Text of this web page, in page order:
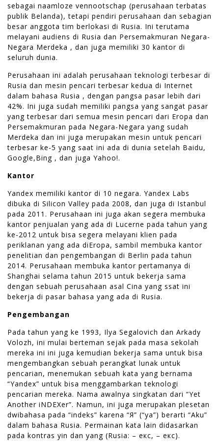
sebagai naamloze vennootschap (perusahaan terbatas
publik Belanda), tetapi pendiri perusahaan dan sebagian
besar anggota tim berlokasi di Rusia. Ini terutama
melayani audiens di Rusia dan Persemakmuran Negara-
Negara Merdeka , dan juga memiliki 30 kantor di
seluruh dunia.
Perusahaan ini adalah perusahaan teknologi terbesar di
Rusia dan mesin pencari terbesar kedua di Internet
dalam bahasa Rusia , dengan pangsa pasar lebih dari
42%. Ini juga sudah memiliki pangsa yang sangat pasar
yang terbesar dari semua mesin pencari dari Eropa dan
Persemakmuran pada Negara-Negara yang sudah
Merdeka dan ini juga merupakan mesin untuk pencari
terbesar ke-5 yang saat ini ada di dunia setelah Baidu,
Google,Bing , dan juga Yahoo!.
Kantor
Yandex memiliki kantor di 10 negara. Yandex Labs
dibuka di Silicon Valley pada 2008, dan juga di Istanbul
pada 2011. Perusahaan ini juga akan segera membuka
kantor penjualan yang ada di Lucerne pada tahun yang
ke-2012 untuk bisa segera melayani klien pada
periklanan yang ada diEropa, sambil membuka kantor
penelitian dan pengembangan di Berlin pada tahun
2014. Perusahaan membuka kantor pertamanya di
Shanghai selama tahun 2015 untuk bekerja sama
dengan sebuah perusahaan asal Cina yang ssat ini
bekerja di pasar bahasa yang ada di Rusia.
Pengembangan
Pada tahun yang ke 1993, Ilya Segalovich dan Arkady
Volozh, ini mulai berteman sejak pada masa sekolah
mereka ini ini juga kemudian bekerja sama untuk bisa
mengembangkan sebuah perangkat lunak untuk
pencarian, menemukan sebuah kata yang bernama
“Yandex” untuk bisa menggambarkan teknologi
pencarian mereka. Nama awalnya singkatan dari “Yet
Another iNDEXer”. Namun, ini juga merupakan plesetan
dwibahasa pada “indeks” karena “Я” (“ya”) berarti “Aku”
dalam bahasa Rusia. Permainan kata lain didasarkan
pada kontras yin dan yang (Rusia: – екс, – екс).